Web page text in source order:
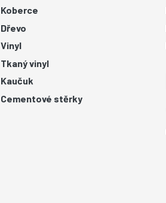
Koberce
Dřevo
Vinyl
Tkaný vinyl
Kaučuk
Cementové stěrky